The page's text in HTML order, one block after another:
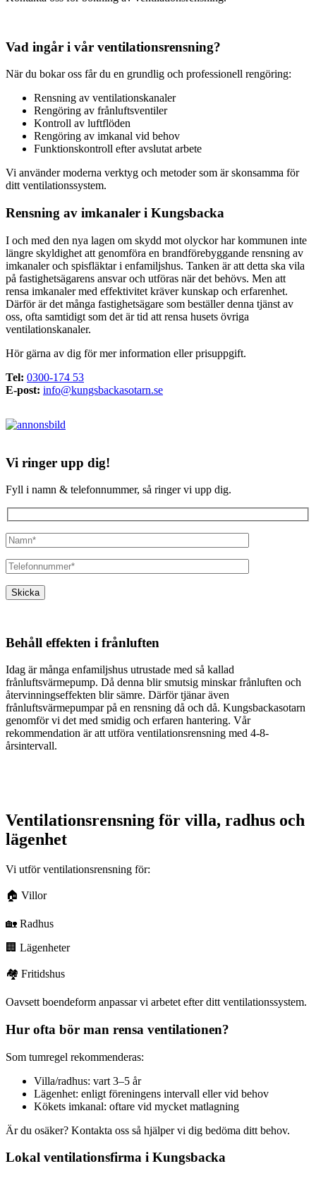
Vad ingår i vår ventilationsrensning?
När du bokar oss får du en grundlig och professionell rengöring:
Rensning av ventilationskanaler
Rengöring av frånluftsventiler
Kontroll av luftflöden
Rengöring av imkanal vid behov
Funktionskontroll efter avslutat arbete
Vi använder moderna verktyg och metoder som är skonsamma för
ditt ventilationssystem.
Rensning av imkanaler i Kungsbacka
I och med den nya lagen om skydd mot olyckor har kommunen inte
längre skyldighet att genomföra en brandförebyggande rensning av
imkanaler och spisfläktar i enfamiljshus. Tanken är att detta ska vila
på fastighetsägarens ansvar och utföras när det behövs. Men att
rensa imkanaler med effektivitet kräver kunskap och erfarenhet.
Därför är det många fastighetsägare som beställer denna tjänst av
oss, ofta samtidigt som det är tid att rensa husets övriga
ventilationskanaler.
Hör gärna av dig för mer information eller prisuppgift.
Tel: 0300-174 53
E-post: info@kungsbackasotarn.se
Vi ringer upp dig!
Fyll i namn & telefonnummer, så ringer vi upp dig.
Behåll effekten i frånluften
Idag är många enfamiljshus utrustade med så kallad
frånluftsvärmepump. Då denna blir smutsig minskar frånluften och
återvinningseffekten blir sämre. Därför tjänar även
frånluftsvärmepumpar på en rensning då och då. Kungsbackasotarn
genomför vi det med smidig och erfaren hantering. Vår
rekommendation är att utföra ventilationsrensning med 4-8-
årsintervall.
Ventilationsrensning för villa, radhus och
lägenhet
Vi utför ventilationsrensning för:
🏠 Villor
🏡 Radhus
🏢 Lägenheter
🏘️ Fritidshus
Oavsett boendeform anpassar vi arbetet efter ditt ventilationssystem.
Hur ofta bör man rensa ventilationen?
Som tumregel rekommenderas:
Villa/radhus: vart 3–5 år
Lägenhet: enligt föreningens intervall eller vid behov
Kökets imkanal: oftare vid mycket matlagning
Är du osäker? Kontakta oss så hjälper vi dig bedöma ditt behov.
Lokal ventilationsfirma i Kungsbacka